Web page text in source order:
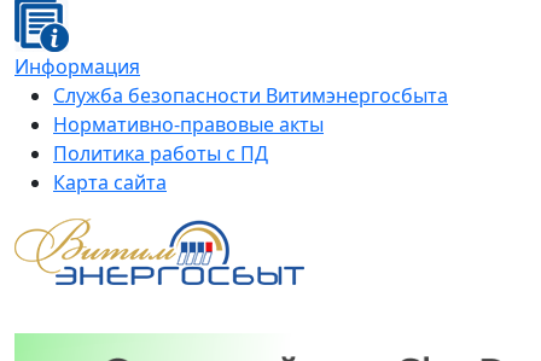
Информация
Служба безопасности Витимэнергосбыта
Нормативно-правовые акты
Политика работы с ПД
Карта сайта